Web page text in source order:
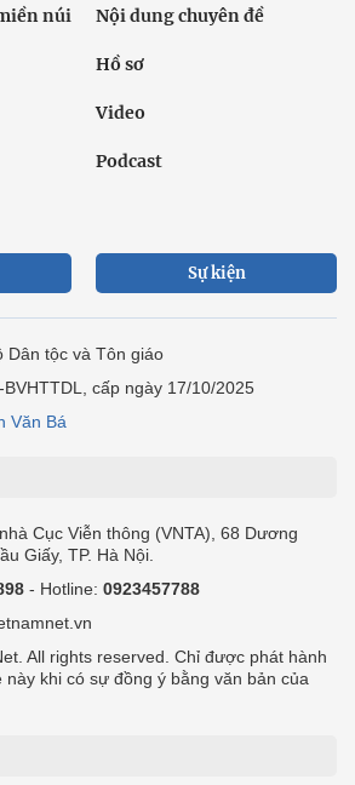
núi Nội dung chuyên đề
Hồ sơ
Video
Podcast
Sự kiện
Dân tộc và Tôn giáo
cấp ngày 17/10/2025
Văn Bá
Cục Viễn thông (VNTA), 68 Dương
Giấy, TP. Hà Nội.
- Hotline: 0923457788
All rights reserved. Chỉ được phát hành
này khi có sự đồng ý bằng văn bản của